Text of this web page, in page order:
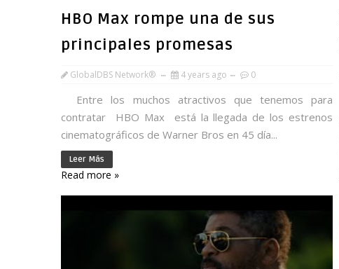
HBO Max rompe una de sus
principales promesas
GlobalDBS Network® 4 years ago 0
Entre los muchos atractivos que tenemos para
contratar HBO Max está la llegada de los estrenos
cinematográficos de Warner Bros en 45 día...
Leer Más
Read more »